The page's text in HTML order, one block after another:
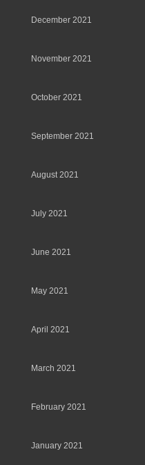
December 2021
November 2021
October 2021
September 2021
August 2021
July 2021
June 2021
May 2021
April 2021
March 2021
February 2021
January 2021